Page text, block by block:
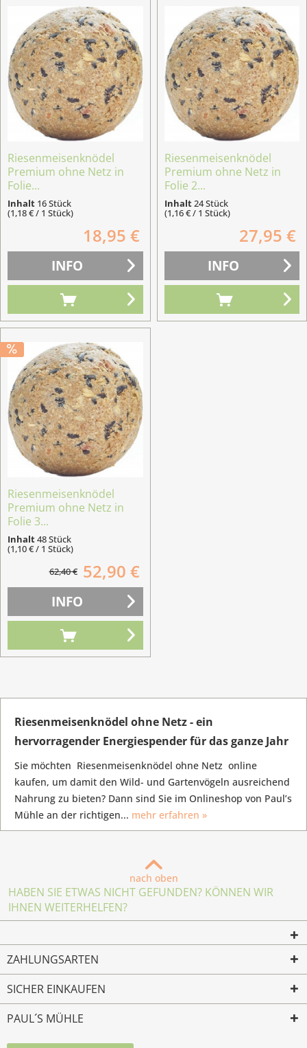
Riesenmeisenknödel
Premium ohne Netz in
Folie...
Inhalt 16 Stück
(1,18 € / 1 Stück)
18,95 €
INFO
Riesenmeisenknödel
Premium ohne Netz in
Folie 2...
Inhalt24 Stück
(1,16 € / 1 Stück)
27,95 €
INFO
Riesenmeisenknödel
Premium ohne Netz in
Folie 3...
Inhalt48 Stück
(1,10 € / 1 Stück)
62,40 € 52,90 €
INFO
Riesenmeisenknödel ohne Netz - ein
hervorragender Energiespender für das ganze Jahr
Sie möchten Riesenmeisenknödel ohne Netz online
kaufen, um damit den Wild- und Gartenvögeln ausreichend
Nahrung zu bieten? Dann sind Sie im Onlineshop von Paul’s
Mühle an der richtigen... mehr erfahren »
nach oben
HABEN SIE ETWAS NICHT GEFUNDEN? KÖNNEN WIR
IHNEN WEITERHELFEN?
ZAHLUNGSARTEN
SICHER EINKAUFEN
PAUL´S MÜHLE